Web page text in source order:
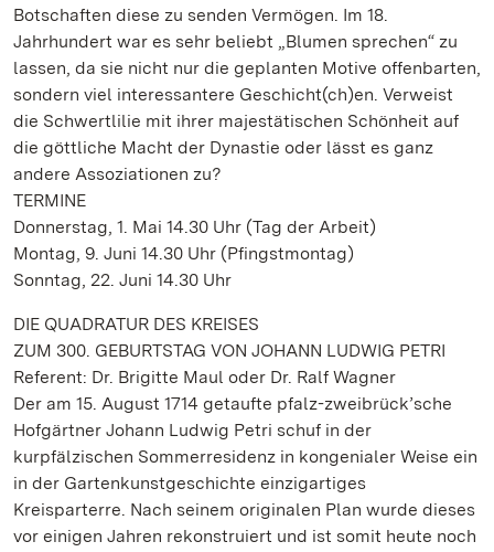
Botschaften diese zu senden Vermögen. Im 18.
Jahrhundert war es sehr beliebt „Blumen sprechen“ zu
lassen, da sie nicht nur die geplanten Motive offenbarten,
sondern viel interessantere Geschicht(ch)en. Verweist
die Schwertlilie mit ihrer majestätischen Schönheit auf
die göttliche Macht der Dynastie oder lässt es ganz
andere Assoziationen zu?
TERMINE
Donnerstag, 1. Mai 14.30 Uhr (Tag der Arbeit)
Montag, 9. Juni 14.30 Uhr (Pfingstmontag)
Sonntag, 22. Juni 14.30 Uhr
DIE QUADRATUR DES KREISES
ZUM 300. GEBURTSTAG VON JOHANN LUDWIG PETRI
Referent: Dr. Brigitte Maul oder Dr. Ralf Wagner
Der am 15. August 1714 getaufte pfalz-zweibrück’sche
Hofgärtner Johann Ludwig Petri schuf in der
kurpfälzischen Sommerresidenz in kongenialer Weise ein
in der Gartenkunstgeschichte einzigartiges
Kreisparterre. Nach seinem originalen Plan wurde dieses
vor einigen Jahren rekonstruiert und ist somit heute noch